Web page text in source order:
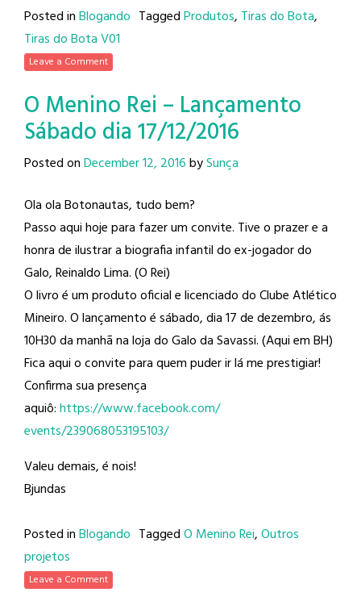
Posted inBlogando TaggedProdutos, Tiras do Bota,
Tiras do Bota V01
Leave a Comment
O Menino Rei – Lançamento
Sábado dia 17/12/2016
Posted onDecember 12, 2016bySunça
Ola ola Botonautas, tudo bem?
Passo aqui hoje para fazer um convite. Tive o prazer e a
honra de ilustrar a biografia infantil do ex-jogador do
Galo, Reinaldo Lima​. (O Rei)
O livro é um produto oficial e licenciado do Clube Atlético
Mineiro​. O lançamento é sábado, dia 17 de dezembro, ás
10H30 da manhã na loja do Galo da Savassi. (Aqui em BH)
Fica aqui o convite para quem puder ir lá me prestigiar!
Confirma sua presença
aquiô:https://www.facebook.com/
events/239068053195103/
Valeu demais, é nois!
Bjundas
Posted inBlogando TaggedO Menino Rei,Outros
projetos
Leave a Comment